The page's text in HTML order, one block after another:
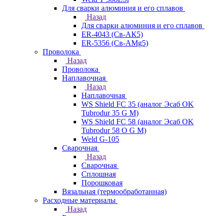
Для сварки алюминия и его сплавов
Назад
Для сварки алюминия и его сплавов
ER-4043 (Св-АК5)
ER-5356 (Св-АМg5)
Проволока
Назад
Проволока
Наплавочная
Назад
Наплавочная
WS Shield FC 35 (аналог Эсаб OK
Tubrodur 35 G M)
WS Shield FC 58 (аналог Эсаб OK
Tubrodur 58 O G M)
Weld G-105
Сварочная
Назад
Сварочная
Сплошная
Порошковая
Вязальная (термообработанная)
Расходные материалы
Назад